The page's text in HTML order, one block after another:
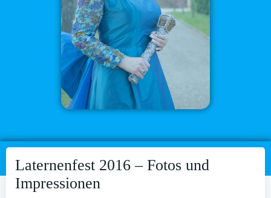
Laternenfest 2016 – Fotos und
Impressionen